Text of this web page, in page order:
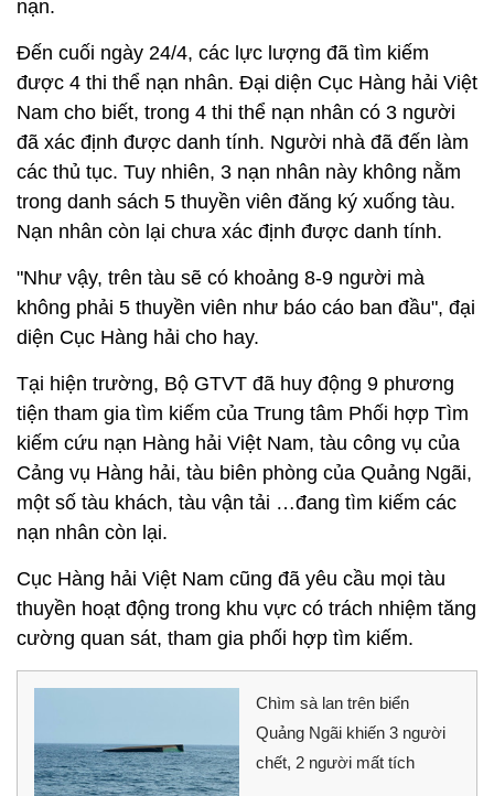
nạn.
Đến cuối ngày 24/4, các lực lượng đã tìm kiếm
được 4 thi thể nạn nhân. Đại diện Cục Hàng hải Việt
Nam cho biết, trong 4 thi thể nạn nhân có 3 người
đã xác định được danh tính. Người nhà đã đến làm
các thủ tục. Tuy nhiên, 3 nạn nhân này không nằm
trong danh sách 5 thuyền viên đăng ký xuống tàu.
Nạn nhân còn lại chưa xác định được danh tính.
"Như vậy, trên tàu sẽ có khoảng 8-9 người mà
không phải 5 thuyền viên như báo cáo ban đầu", đại
diện Cục Hàng hải cho hay.
Tại hiện trường, Bộ GTVT đã huy động 9 phương
tiện tham gia tìm kiếm của Trung tâm Phối hợp Tìm
kiếm cứu nạn Hàng hải Việt Nam, tàu công vụ của
Cảng vụ Hàng hải, tàu biên phòng của Quảng Ngãi,
một số tàu khách, tàu vận tải …đang tìm kiếm các
nạn nhân còn lại.
Cục Hàng hải Việt Nam cũng đã yêu cầu mọi tàu
thuyền hoạt động trong khu vực có trách nhiệm tăng
cường quan sát, tham gia phối hợp tìm kiếm.
Chìm sà lan trên biển
Quảng Ngãi khiến 3 người
chết, 2 người mất tích